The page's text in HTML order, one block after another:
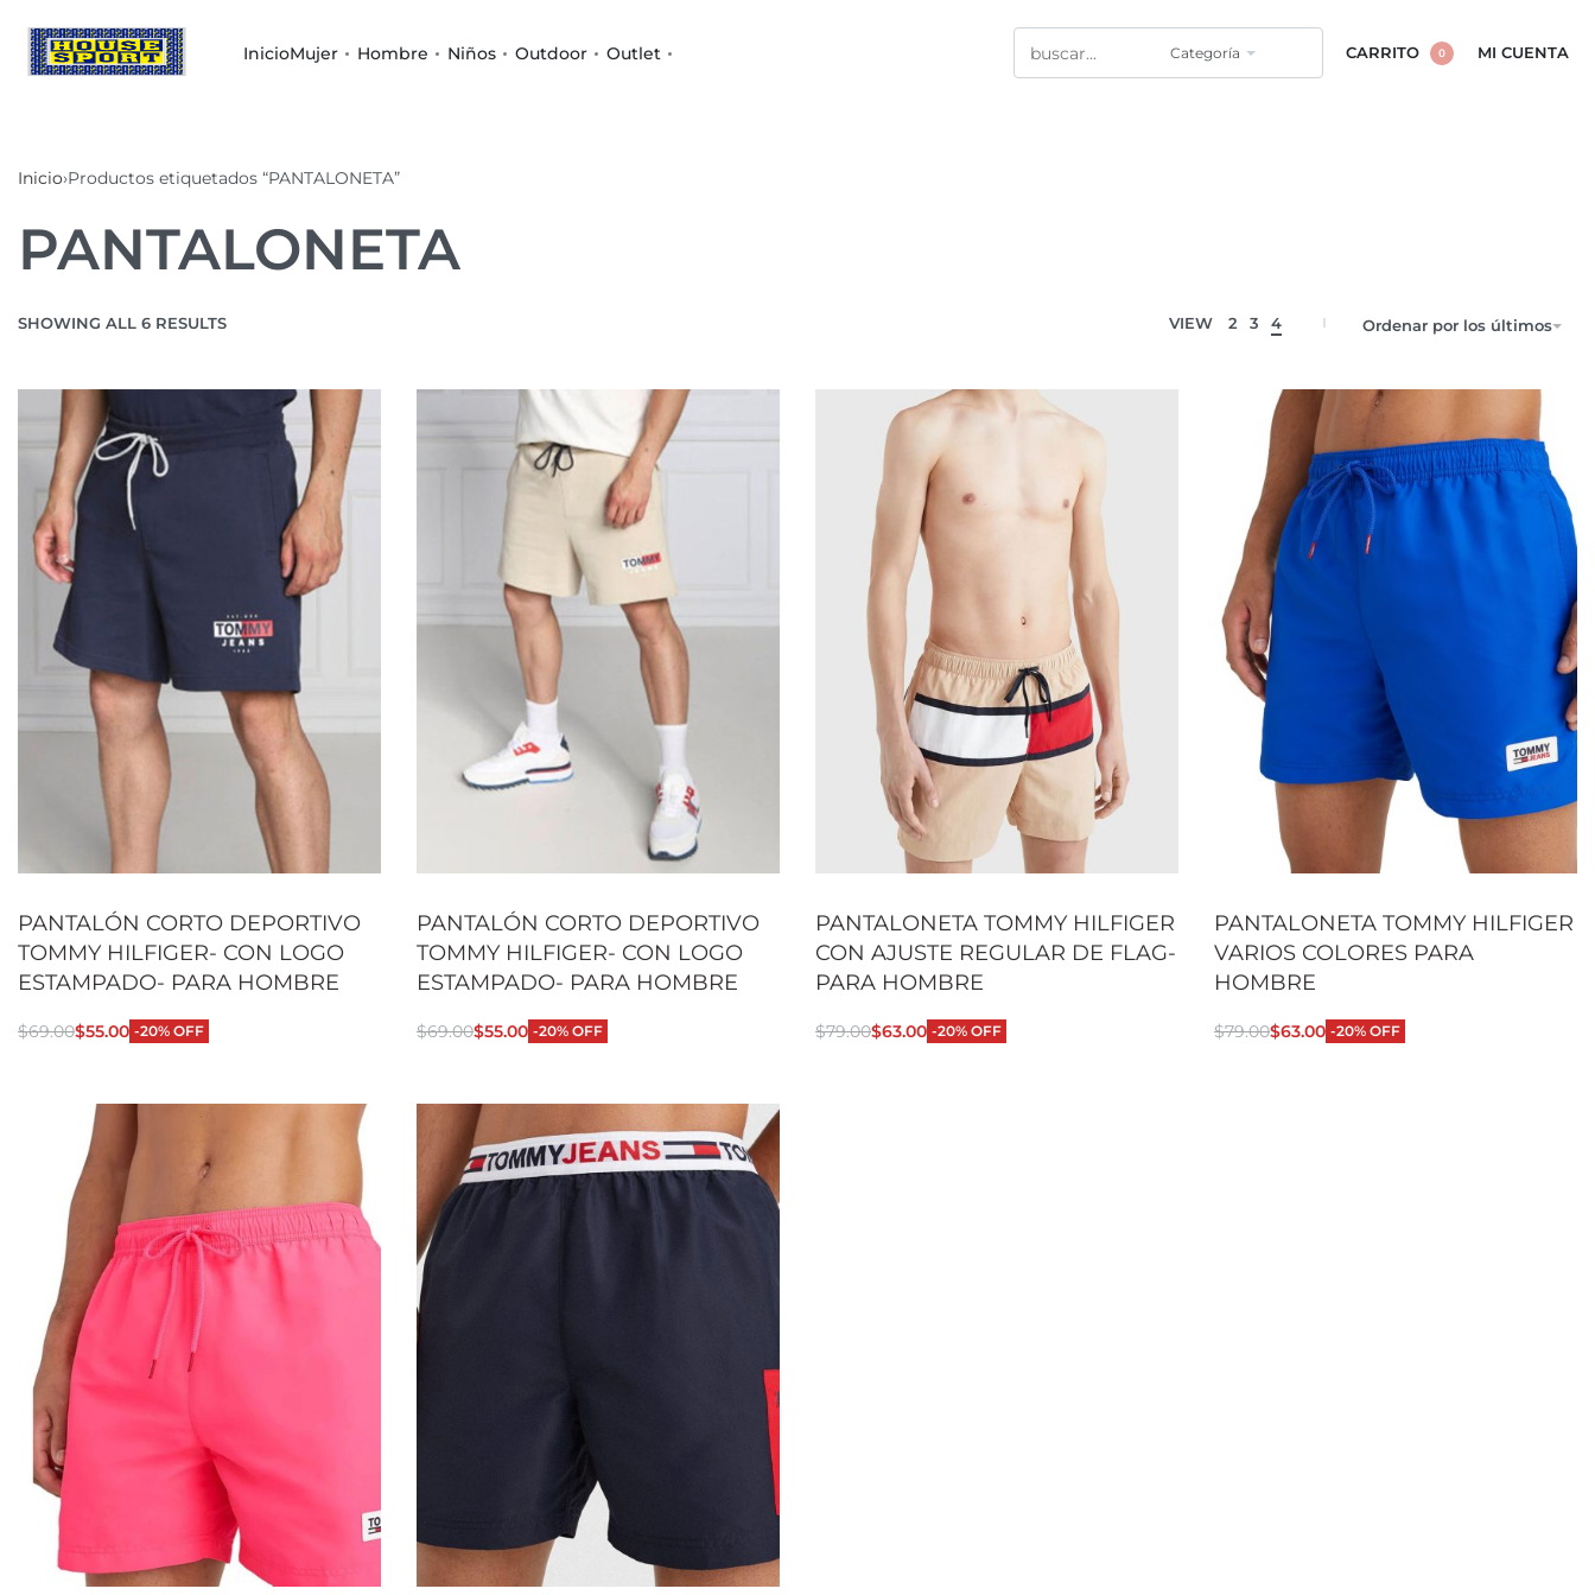
InicioMujer Hombre Niños Outdoor Outlet Categoría CARRITO 0 MI CUENTA
Inicio›Productos etiquetados “PANTALONETA”
PANTALONETA
SHOWING ALL 6 RESULTS VIEW 2 3 4 Ordenar por los últimos
PANTALÓN CORTO DEPORTIVO
TOMMY HILFIGER- CON LOGO
ESTAMPADO- PARA HOMBRE
$69.00$55.00 -20% OFF
PANTALÓN CORTO DEPORTIVO
TOMMY HILFIGER- CON LOGO
ESTAMPADO- PARA HOMBRE
$69.00$55.00 -20% OFF
PANTALONETA TOMMY HILFIGER
CON AJUSTE REGULAR DE FLAG-
PARA HOMBRE
$79.00$63.00 -20% OFF
PANTALONETA TOMMY HILFIGER
VARIOS COLORES PARA
HOMBRE
$79.00$63.00 -20% OFF